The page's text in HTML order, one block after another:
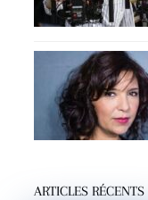
ARTICLES RÉCENTS